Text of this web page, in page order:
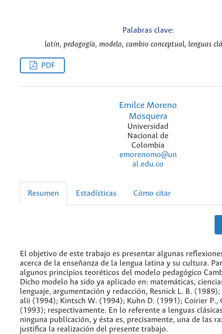
Palabras clave:
latín, pedagogía, modelo, cambio conceptual, lenguas
PDF
Emilce Moreno
Mosquera
Universidad
Nacional de
Colombia
emorenomo@un
al.edu.co
Resumen Estadísticas Cómo citar
El objetivo de este trabajo es presentar algunas
acerca de la enseñanza de la lengua latina y su cultura.
algunos principios teoréticos del modelo pedagógico
Dicho modelo ha sido ya aplicado en: matemáticas,
lenguaje, argumentación y redacción, Resnick L. B.
alii (1994); Kintsch W. (1994); Kuhn D. (1991); Coirier P.,
(1993); respectivamente. En lo referente a lenguas
ninguna publicación, y ésta es, precisamente, una de las
justifica la realización del presente trabajo.